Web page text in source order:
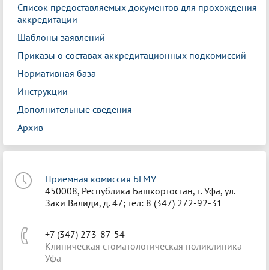
Список предоставляемых документов для прохождения
аккредитации
Шаблоны заявлений
Приказы о составах аккредитационных подкомиссий
Нормативная база
Инструкции
Дополнительные сведения
Архив
Приёмная комиссия БГМУ
450008, Республика Башкортостан, г. Уфа, ул.
Заки Валиди, д. 47; тел: 8 (347) 272-92-31
+7 (347) 273-87-54
Клиническая стоматологическая поликлиника
Уфа